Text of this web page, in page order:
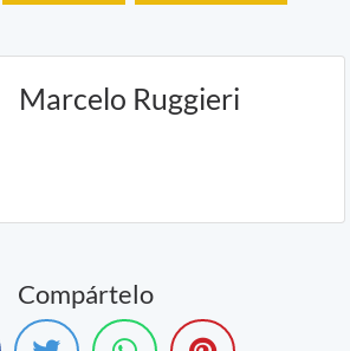
Marcelo Ruggieri
Compártelo